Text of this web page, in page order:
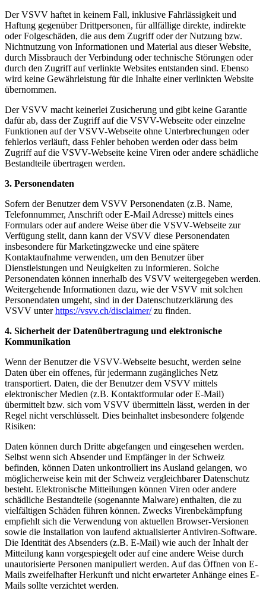
Der VSVV haftet in keinem Fall, inklusive Fahrlässigkeit und
Haftung gegenüber Drittpersonen, für allfällige direkte, indirekte
oder Folgeschäden, die aus dem Zugriff oder der Nutzung bzw.
Nichtnutzung von Informationen und Material aus dieser Website,
durch Missbrauch der Verbindung oder technische Störungen oder
durch den Zugriff auf verlinkte Websites entstanden sind. Ebenso
wird keine Gewährleistung für die Inhalte einer verlinkten Website
übernommen.
Der VSVV macht keinerlei Zusicherung und gibt keine Garantie
dafür ab, dass der Zugriff auf die VSVV-Webseite oder einzelne
Funktionen auf der VSVV-Webseite ohne Unterbrechungen oder
fehlerlos verläuft, dass Fehler behoben werden oder dass beim
Zugriff auf die VSVV-Webseite keine Viren oder andere schädliche
Bestandteile übertragen werden.
3. Personendaten
Sofern der Benutzer dem VSVV Personendaten (z.B. Name,
Telefonnummer, Anschrift oder E-Mail Adresse) mittels eines
Formulars oder auf andere Weise über die VSVV-Webseite zur
Verfügung stellt, dann kann der VSVV diese Personendaten
insbesondere für Marketingzwecke und eine spätere
Kontaktaufnahme verwenden, um den Benutzer über
Dienstleistungen und Neuigkeiten zu informieren. Solche
Personendaten können innerhalb des VSVV weitergegeben werden.
Weitergehende Informationen dazu, wie der VSVV mit solchen
Personendaten umgeht, sind in der Datenschutzerklärung des
VSVV unterhttps://vsvv.ch/disclaimer/zu finden.
4. Sicherheit der Datenübertragung und elektronische
Kommunikation
Wenn der Benutzer die VSVV-Webseite besucht, werden seine
Daten über ein offenes, für jedermann zugängliches Netz
transportiert. Daten, die der Benutzer dem VSVV mittels
elektronischer Medien (z.B. Kontaktformular oder E-Mail)
übermittelt bzw. sich vom VSVV übermitteln lässt, werden in der
Regel nicht verschlüsselt. Dies beinhaltet insbesondere folgende
Risiken:
Daten können durch Dritte abgefangen und eingesehen werden.
Selbst wenn sich Absender und Empfänger in der Schweiz
befinden, können Daten unkontrolliert ins Ausland gelangen, wo
möglicherweise kein mit der Schweiz vergleichbarer Datenschutz
besteht. Elektronische Mitteilungen können Viren oder andere
schädliche Bestandteile (sogenannte Malware) enthalten, die zu
vielfältigen Schäden führen können. Zwecks Virenbekämpfung
empfiehlt sich die Verwendung von aktuellen Browser-Versionen
sowie die Installation von laufend aktualisierter Antiviren-Software.
Die Identität des Absenders (z.B. E-Mail) wie auch der Inhalt der
Mitteilung kann vorgespiegelt oder auf eine andere Weise durch
unautorisierte Personen manipuliert werden. Auf das Öffnen von E-
Mails zweifelhafter Herkunft und nicht erwarteter Anhänge eines E-
Mails sollte verzichtet werden.